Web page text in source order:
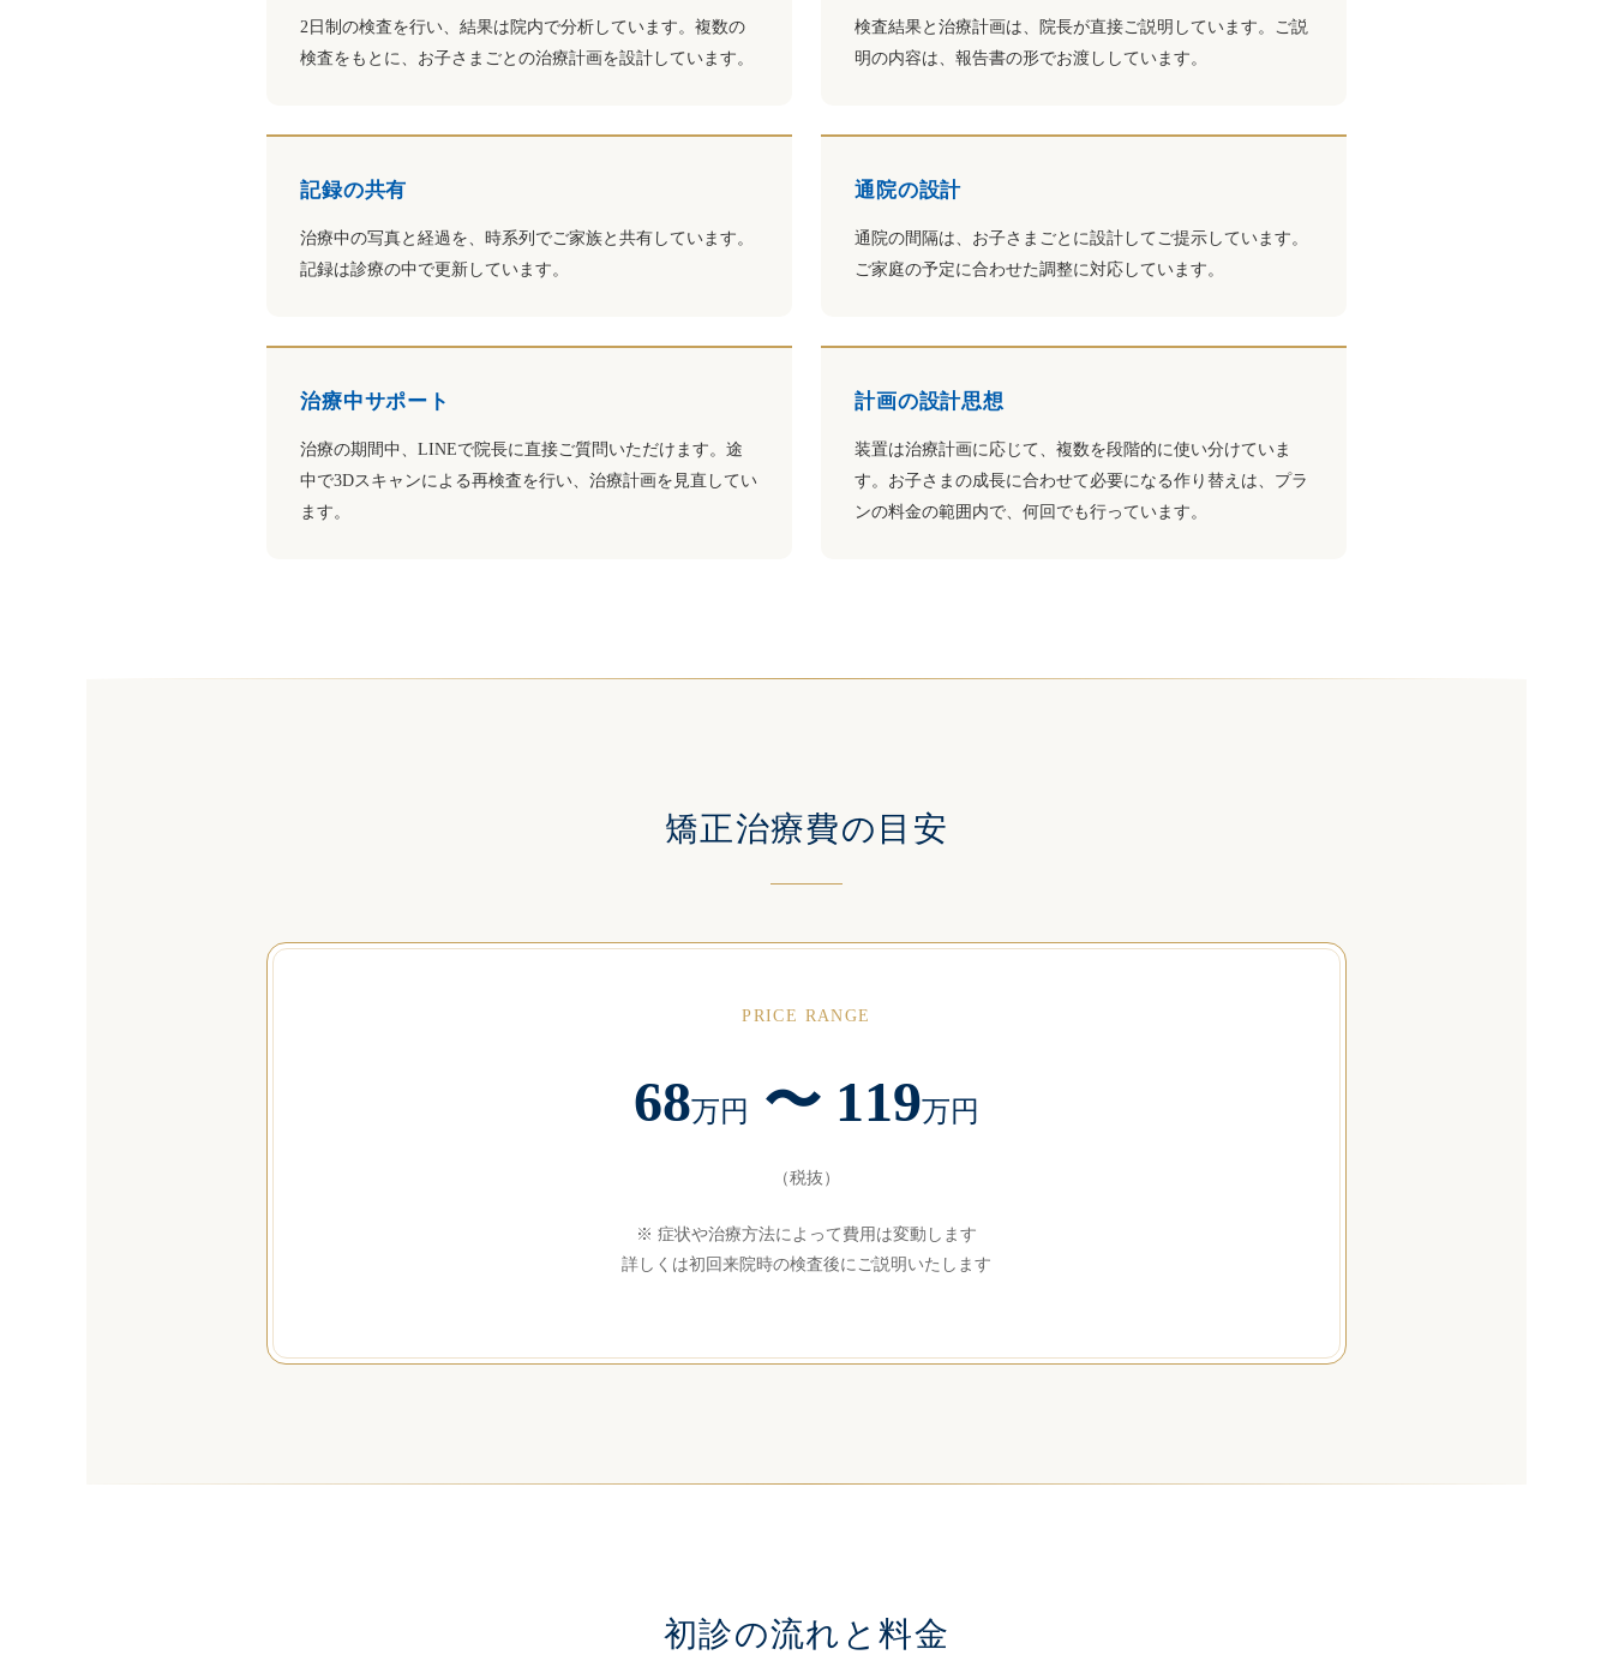
2日制の検査を行い、結果は院内で分析しています。複数の
検査をもとに、お子さまごとの治療計画を設計しています。
検査結果と治療計画は、院長が直接ご説明しています。ご説
明の内容は、報告書の形でお渡ししています。
記録の共有
治療中の写真と経過を、時系列でご家族と共有しています。
記録は診療の中で更新しています。
通院の設計
通院の間隔は、お子さまごとに設計してご提示しています。
ご家庭の予定に合わせた調整に対応しています。
治療中サポート
治療の期間中、LINEで院長に直接ご質問いただけます。途
中で3Dスキャンによる再検査を行い、治療計画を見直してい
ます。
計画の設計思想
装置は治療計画に応じて、複数を段階的に使い分けていま
す。お子さまの成長に合わせて必要になる作り替えは、プラ
ンの料金の範囲内で、何回でも行っています。
矯正治療費の目安
PRICE RANGE
68万円 〜 119万円
（税抜）
※ 症状や治療方法によって費用は変動します
詳しくは初回来院時の検査後にご説明いたします
初診の流れと料金